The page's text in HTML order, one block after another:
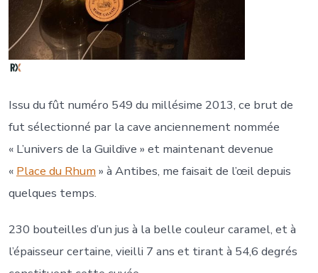
Issu du fût numéro 549 du millésime 2013, ce brut de
fut sélectionné par la cave anciennement nommée
« L’univers de la Guildive » et maintenant devenue
« Place du Rhum » à Antibes, me faisait de l’œil depuis
quelques temps.
230 bouteilles d’un jus à la belle couleur caramel, et à
l’épaisseur certaine, vieilli 7 ans et tirant à 54,6 degrés